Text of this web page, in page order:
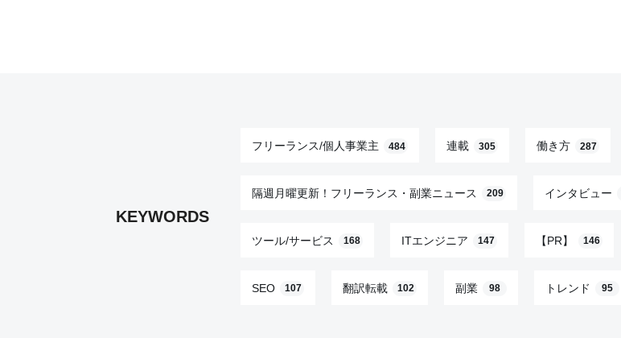
KEYWORDS
フリーランス/個人事業主 484 連載 305 働き方 287
隔週月曜更新！フリーランス・副業ニュース 209 インタビュー
ツール/サービス 168 ITエンジニア 147 【PR】 146
SEO 107 翻訳転載 102 副業 98 トレンド 95